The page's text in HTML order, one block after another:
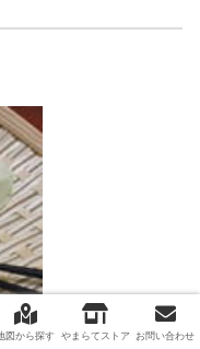
図から探す やまらてストア お問い合わせ